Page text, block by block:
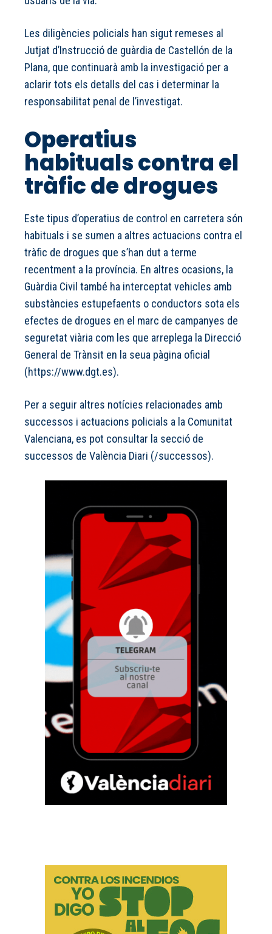
Les diligències policials han sigut remeses al
Jutjat d’Instrucció de guàrdia de Castellón de la
Plana, que continuarà amb la investigació per a
aclarir tots els detalls del cas i determinar la
responsabilitat penal de l’investigat.
Operatius
habituals contra el
tràfic de drogues
Este tipus d’operatius de control en carretera són
habituals i se sumen a altres actuacions contra el
tràfic de drogues que s’han dut a terme
recentment a la província. En altres ocasions, la
Guàrdia Civil també ha interceptat vehicles amb
substàncies estupefaents o conductors sota els
efectes de drogues en el marc de campanyes de
seguretat viària com les que arreplega la Direcció
General de Trànsit en la seua pàgina oficial
(https://www.dgt.es).
Per a seguir altres notícies relacionades amb
successos i actuacions policials a la Comunitat
Valenciana, es pot consultar la secció de
successos de València Diari (/successos).